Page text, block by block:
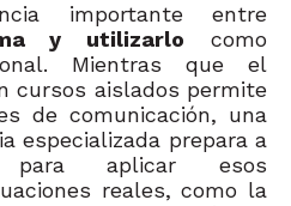
importante entre
y utilizarlo como
Mientras que el
cursos aislados permite
de comunicación, una
especializada prepara a
para aplicar esos
reales, como la